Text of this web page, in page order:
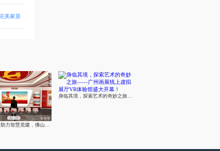
美家居
元宇宙展厅助力智慧党建，佛山市开创智慧党建新时代